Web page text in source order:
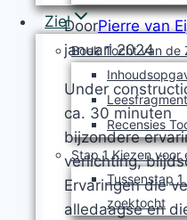
Ziel
Boek Tocht van de
Recensies
Stap 1 Kiezen
Tussenstap
zoektocht
DoorPierre van
januari 2024
Under
ca. 30 minuten
bijzondere
verlichting,
Ervaringen die
alledaagse en